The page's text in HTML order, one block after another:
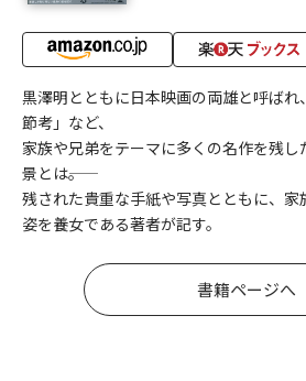
黒澤明とともに日本映画の両雄と呼ば
節考」など、
家族や兄弟をテーマに多くの名作を残
景とは――。
残された貴重な手紙や写真とともに、
姿を養女である著者が記す。
書籍ページへ